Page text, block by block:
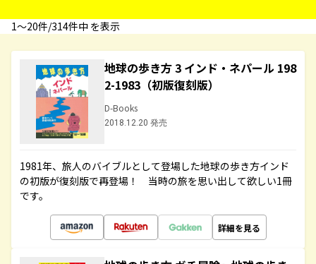
1〜20件/314件中 を表示
地球の歩き方 3 インド・ネパール 198
2-1983（初版復刻版）
D-Books
2018.12.20 発売
1981年、旅人のバイブルとして登場した地球の歩き方インド
の初版が復刻版で再登場！ 当時の旅を思い出して欲しい1冊
です。
詳細を見る